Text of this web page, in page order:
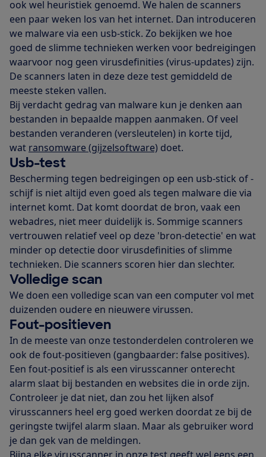
ook wel heuristiek genoemd. We halen de scanners
een paar weken los van het internet. Dan introduceren
we malware via een usb-stick. Zo bekijken we hoe
goed de slimme technieken werken voor bedreigingen
waarvoor nog geen virusdefinities (virus-updates) zijn.
De scanners laten in deze deze test gemiddeld de
meeste steken vallen.
Bij verdacht gedrag van malware kun je denken aan
bestanden in bepaalde mappen aanmaken. Of veel
bestanden veranderen (versleutelen) in korte tijd,
wat ransomware (gijzelsoftware) doet.
Usb-test
Bescherming tegen bedreigingen op een usb-stick of -
schijf is niet altijd even goed als tegen malware die via
internet komt. Dat komt doordat de bron, vaak een
webadres, niet meer duidelijk is. Sommige scanners
vertrouwen relatief veel op deze 'bron-detectie' en wat
minder op detectie door virusdefinities of slimme
technieken. Die scanners scoren hier dan slechter.
Volledige scan
We doen een volledige scan van een computer vol met
duizenden oudere en nieuwere virussen.
Fout-positieven
In de meeste van onze testonderdelen controleren we
ook de fout-positieven (gangbaarder: false positives).
Een fout-positief is als een virusscanner onterecht
alarm slaat bij bestanden en websites die in orde zijn.
Controleer je dat niet, dan zou het lijken alsof
virusscanners heel erg goed werken doordat ze bij de
geringste twijfel alarm slaan. Maar als gebruiker word
je dan gek van de meldingen.